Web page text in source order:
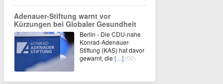
Adenauer-Stiftung warnt vor
Kürzungen bei Globaler Gesundheit
Berlin - Die CDU-nahe
Konrad-Adenauer-
Stiftung (KAS) hat davor
gewarnt, die […] (00)